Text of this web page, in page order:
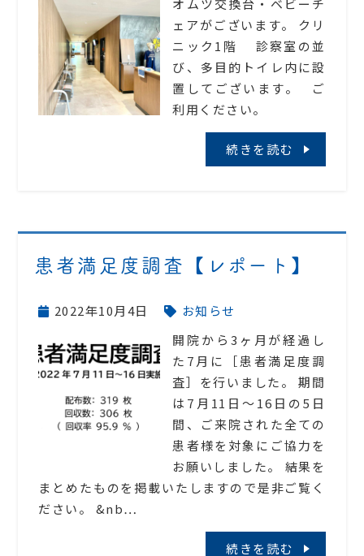
オムツ交換台・ベビーチ
ェアがございます。 クリ
ニック1階 診察室の並
び、多目的トイレ内に設
置してございます。 ご
利用ください。
続きを読む
患者満足度調査【レポート】
2022年10月4日
お知らせ
開院から3ヶ月が経過し
た7月に［患者満足度調
査］を行いました。 期間
は7月11日〜16日の5日
間、ご来院された全ての
患者様を対象にご協力を
お願いしました。 結果を
まとめたものを掲載いたしますので是非ご覧く
ださい。 &nb…
続きを読む